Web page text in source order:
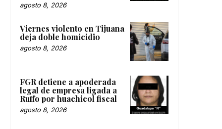
agosto 8, 2026
Viernes violento en Tijuana
deja doble homicidio
agosto 8, 2026
FGR detiene a apoderada
legal de empresa ligada a
Ruffo por huachicol fiscal
agosto 8, 2026